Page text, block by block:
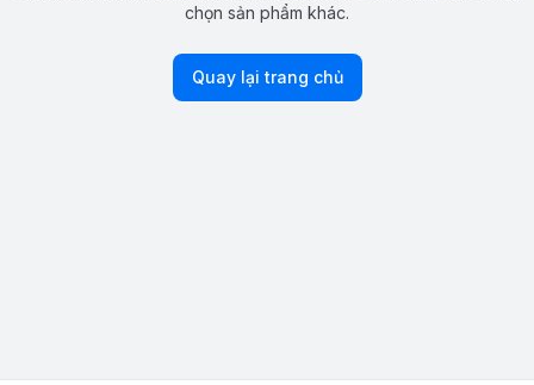
chọn sản phẩm khác.
Quay lại trang chủ